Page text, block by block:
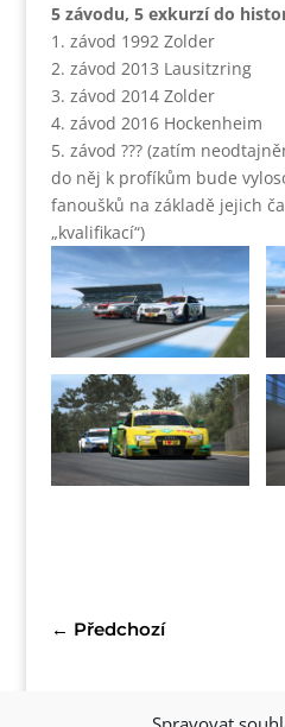
5 závodu, 5 exkurzí do
1. závod 1992 Zolder
2. závod 2013 Lausitzring
3. závod 2014 Zolder
4. závod 2016 Hockenheim
5. závod ??? (zatím
do něj k profíkům bude
fanoušků na základě jejich
„kvalifikací“)
← Předchozí